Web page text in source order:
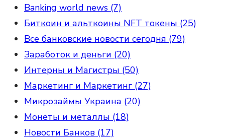
Banking world news (7)
Биткоин и альткоины NFT токены (25)
Все банковские новости сегодня (79)
Заработок и деньги (20)
Интерны и Магистры (50)
Маркетинг и Маркетинг (27)
Микрозаймы Украина (20)
Монеты и металлы (18)
Новости Банков (17)